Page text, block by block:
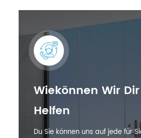
Wiekönnen Wir Dir
Helfen
Du Sie können uns auf jede für